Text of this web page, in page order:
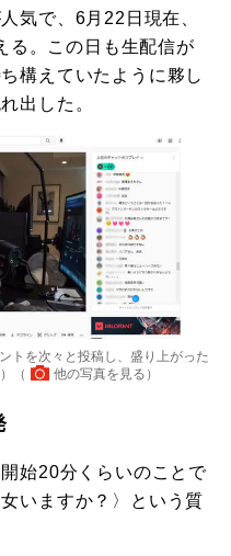
気で、6月22日現在、
る。この日も生配信が
構えていたように夥し
出した。
トを次々と投稿し、盛り上がった
（
他の写真を見る ）
始20分くらいのことで
いますか？〉という質